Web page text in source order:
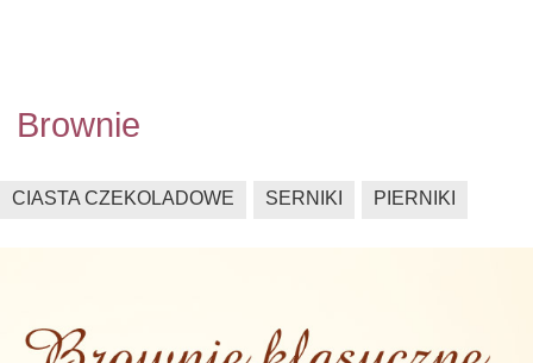
Brownie
CIASTA CZEKOLADOWE SERNIKI PIERNIKI